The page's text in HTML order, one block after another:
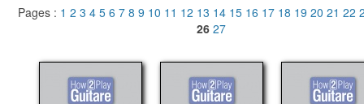
Pages : 1 2 3 4 5 6 7 8 9 10 11 12 13 14 15 16 17 18 19 20 21 22
26 27